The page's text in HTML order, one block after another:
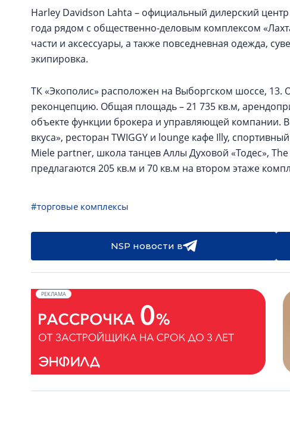
Harley Davidson Lahta – официальный дилерский
года рядом с общественно-деловым комплексом
части и аксессуары, а также повседневная одежда,
экипировка.
ТК «Экополис» расположен на Выборгском шоссе, 13.
реконцепцию. Общая площадь – 21 735 кв.м,
объекте функции брокера и управляющей компании. В
вкуса», ресторан TWIGGY и lounge кафе Illy,
Miele partner, школа танцев Аллы Духовой «Тодес»,
предлагаются 205 кв.м и 70 кв.м на втором этаже
#торговые комплексы
NSP новости в
РЕКЛАМА